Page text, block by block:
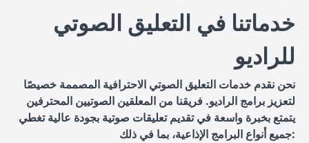
خدماتنا في التعليق الصوتي
للراديو
نحن نقدم خدمات التعليق الصوتي الاحترافية المصممة خصيصًا
لتعزيز برامج الراديو. فريقنا من المعلقين الصوتيين المحترفين
يتمتع بخبرة واسعة في تقديم تعليقات صوتية بجودة عالية تغطي
جميع أنواع البرامج الإذاعية، بما في ذلك: